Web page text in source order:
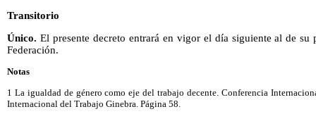
Transitorio
Único. El presente decreto entrará en vigor el día siguiente al de
Federación.
Notas
1 La igualdad de género como eje del trabajo decente. Conferencia
Internacional del Trabajo Ginebra. Página 58.